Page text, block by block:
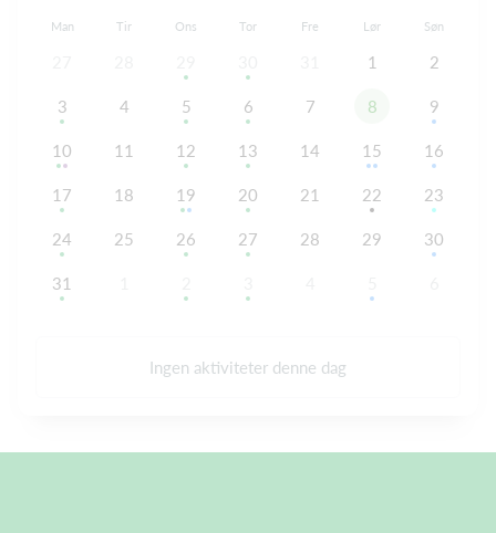
Man Tir Ons Tor Fre Lør Søn
1 2
3 4 5 6 7 8 9
10 11 12 13 14 15 16
17 18 19 20 21 22 23
24 25 26 27 28 29 30
31
Ingen aktiviteter denne dag